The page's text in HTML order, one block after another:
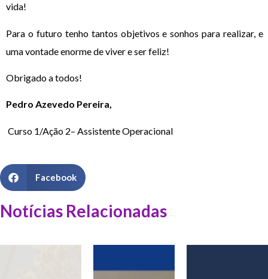
vida!
Para o futuro tenho tantos objetivos e sonhos para realizar, e
uma vontade enorme de viver e ser feliz!
Obrigado a todos!
Pedro Azevedo Pereira,
Curso 1/Ação 2– Assistente Operacional
Facebook
Notícias Relacionadas